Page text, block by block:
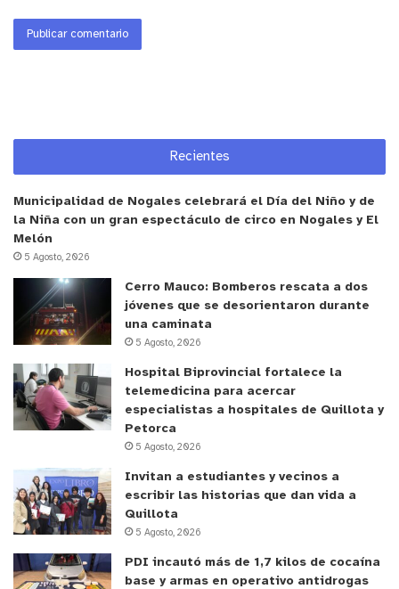
Recientes
Municipalidad de Nogales celebrará el Día del Niño y de
la Niña con un gran espectáculo de circo en Nogales y El
Melón
5 Agosto, 2026
Cerro Mauco: Bomberos rescata a dos
jóvenes que se desorientaron durante
una caminata
5 Agosto, 2026
Hospital Biprovincial fortalece la
telemedicina para acercar
especialistas a hospitales de Quillota y
Petorca
5 Agosto, 2026
Invitan a estudiantes y vecinos a
escribir las historias que dan vida a
Quillota
5 Agosto, 2026
PDI incautó más de 1,7 kilos de cocaína
base y armas en operativo antidrogas